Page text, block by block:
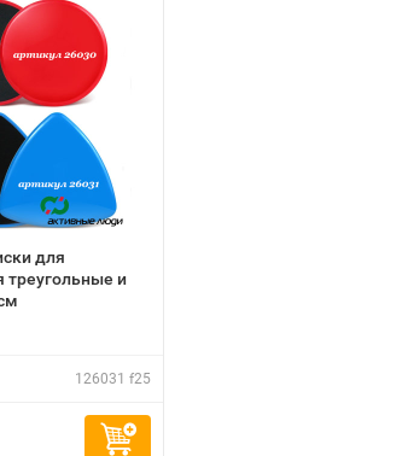
для
треугольные и
126031 f25